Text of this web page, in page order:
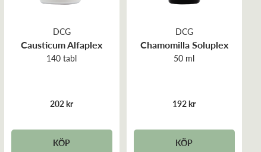
DCG
Causticum Alfaplex
140 tabl
202 kr
KÖP
DCG
Chamomilla Soluplex
50 ml
192 kr
KÖP